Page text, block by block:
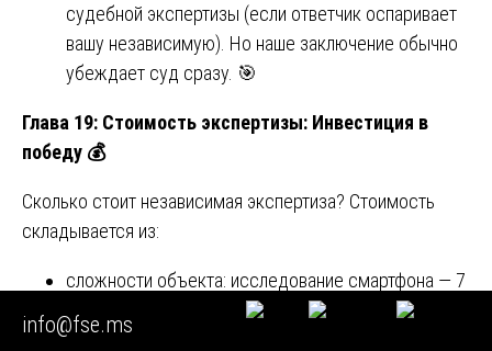
судебной экспертизы (если ответчик оспаривает
вашу независимую). Но наше заключение обычно
убеждает суд сразу. 🎯
Глава 19: Стоимость экспертизы: Инвестиция в
победу 💰
Сколько стоит независимая экспертиза? Стоимость
складывается из:
сложности объекта: исследование смартфона — 7
000-12 000 руб., автомобиля — от 20 000 до 60
000 руб., здания — от 100 000 руб.;
info@fse.ms